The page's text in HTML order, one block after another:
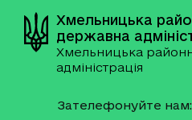
Хмельницька
державна
Хмельницька
адміністрація
Зателефонуйте нам: